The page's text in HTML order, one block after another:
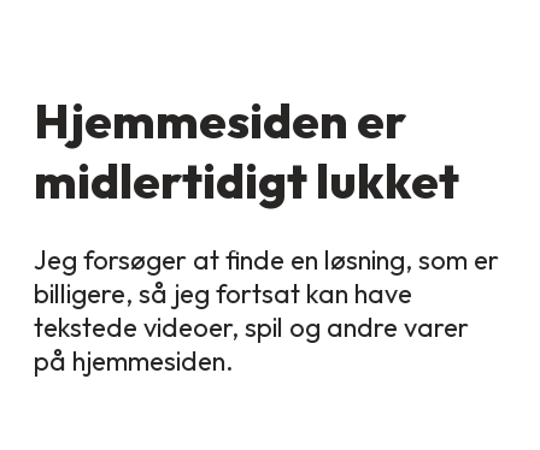
Hjemmesiden er
midlertidigt lukket
Jeg forsøger at finde en løsning, som er
billigere, så jeg fortsat kan have
tekstede videoer, spil og andre varer
på hjemmesiden.